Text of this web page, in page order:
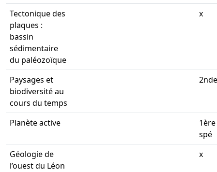
Tectonique des
plaques :
bassin
sédimentaire
du paléozoïque
x
Paysages et
biodiversité au
cours du temps
2nde
Planète active
1ère
spé
Géologie de
l’ouest du Léon
x